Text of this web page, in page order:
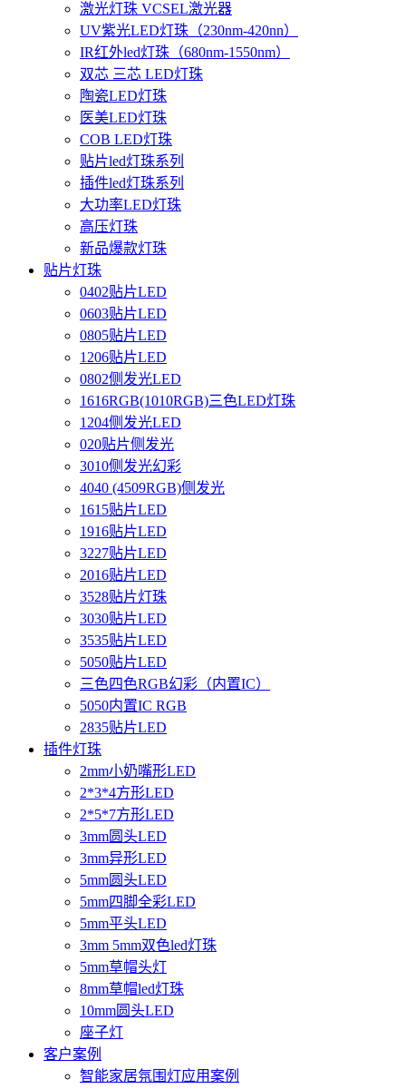
激光灯珠 VCSEL激光器
UV紫光LED灯珠（230nm-420nn）
IR红外led灯珠（680nm-1550nm）
双芯 三芯 LED灯珠
陶瓷LED灯珠
医美LED灯珠
COB LED灯珠
贴片led灯珠系列
插件led灯珠系列
大功率LED灯珠
高压灯珠
新品爆款灯珠
贴片灯珠
0402贴片LED
0603贴片LED
0805贴片LED
1206贴片LED
0802侧发光LED
1616RGB(1010RGB)三色LED灯珠
1204侧发光LED
020贴片侧发光
3010侧发光幻彩
4040 (4509RGB)侧发光
1615贴片LED
1916贴片LED
3227贴片LED
2016贴片LED
3528贴片灯珠
3030贴片LED
3535贴片LED
5050贴片LED
三色四色RGB幻彩（内置IC）
5050内置IC RGB
2835贴片LED
插件灯珠
2mm小奶嘴形LED
2*3*4方形LED
2*5*7方形LED
3mm圆头LED
3mm异形LED
5mm圆头LED
5mm四脚全彩LED
5mm平头LED
3mm 5mm双色led灯珠
5mm草帽头灯
8mm草帽led灯珠
10mm圆头LED
座子灯
客户案例
智能家居氛围灯应用案例